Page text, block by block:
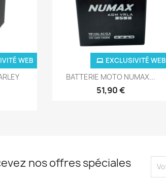
WEB
Aperçu rapide
BATTERIE MOTO NUMAX...
51,90 €
EXCLUSIVITÉ WEB
nos offres spéciales